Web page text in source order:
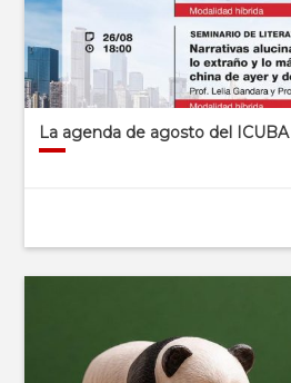
La agenda de agosto del ICUBA